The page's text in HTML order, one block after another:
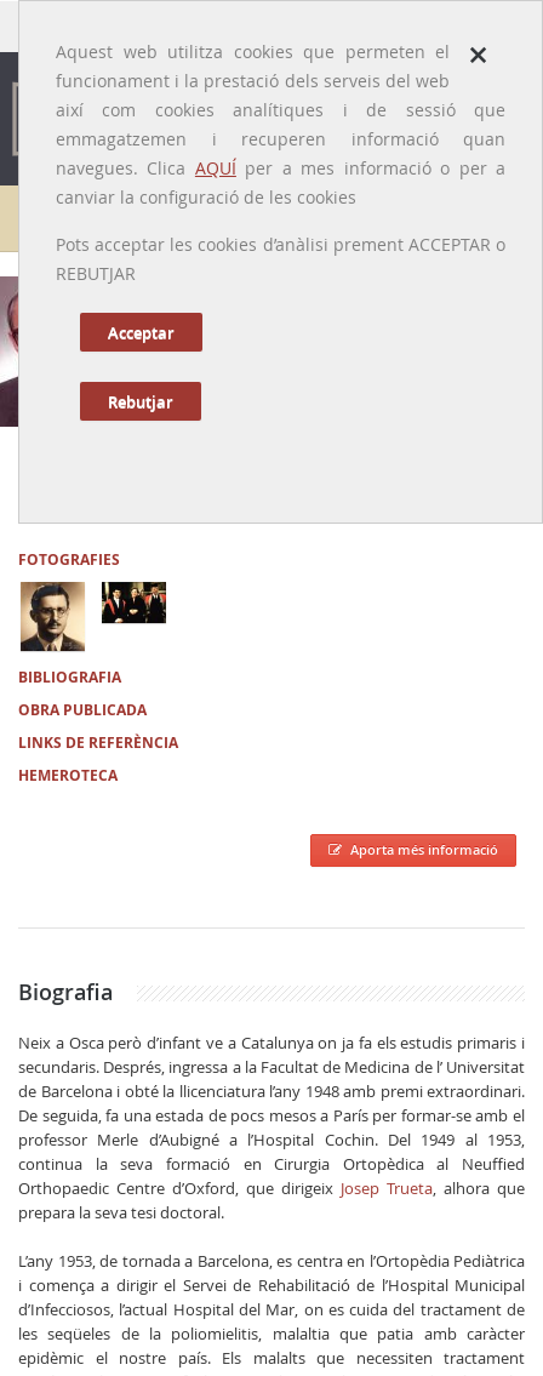
×
Aquest web utilitza cookies que permeten el
funcionament i la prestació dels serveis del web
així com cookies analítiques i de sessió que
emmagatzemen i recuperen informació quan
navegues. Clica AQUÍper a mes informació o per a
canviar la configuració de les cookies
Pots acceptar les cookies d’anàlisi prement ACCEPTAR o
REBUTJAR
Acceptar
Rebutjar
Galeria de metges
[Osca, 1924 – Barcelona, 2013]
FOTOGRAFIES
BIBLIOGRAFIA
OBRA PUBLICADA
LINKS DE REFERÈNCIA
HEMEROTECA
Aporta més informació
Biografia
Neix a Osca però d’infant ve a Catalunya on ja fa els estudis primaris i
secundaris. Després, ingressa a la Facultat de Medicina de l’ Universitat
de Barcelona i obté la llicenciatura l’any 1948 amb premi extraordinari.
De seguida, fa una estada de pocs mesos a París per formar-se amb el
professor Merle d’Aubigné a l’Hospital Cochin. Del 1949 al 1953,
continua la seva formació en Cirurgia Ortopèdica al Neuffied
Orthopaedic Centre d’Oxford, que dirigeix Josep Trueta, alhora que
prepara la seva tesi doctoral.
L’any 1953, de tornada a Barcelona, es centra en l’Ortopèdia Pediàtrica
i comença a dirigir el Servei de Rehabilitació de l’Hospital Municipal
d’Infecciosos, l’actual Hospital del Mar, on es cuida del tractament de
les seqüeles de la poliomielitis, malaltia que patia amb caràcter
epidèmic el nostre país. Els malalts que necessiten tractament